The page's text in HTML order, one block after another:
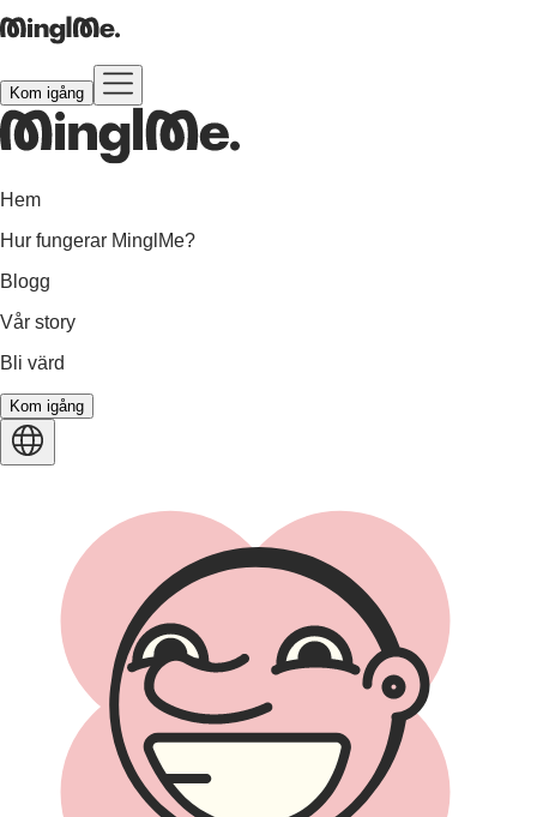
Kom igång
Hem
Hur fungerar MinglMe?
Blogg
Vår story
Bli värd
Kom igång